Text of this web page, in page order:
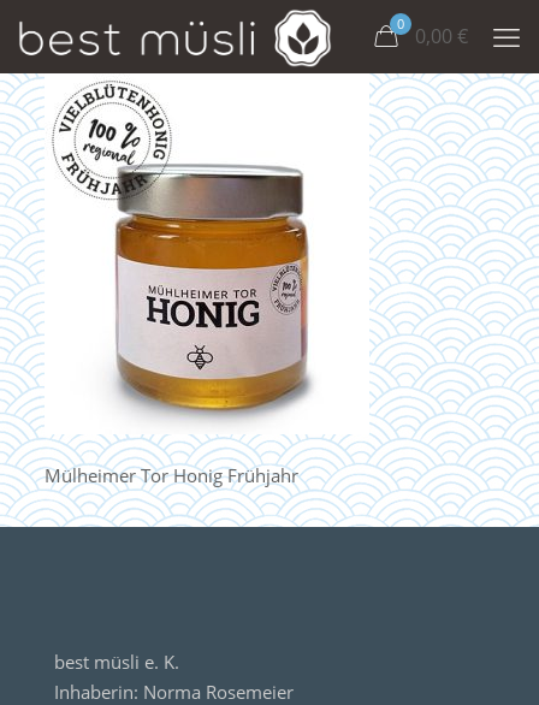
0 0,00 €
Mülheimer Tor Honig Frühjahr
best müsli e. K.
Inhaberin: Norma Rosemeier